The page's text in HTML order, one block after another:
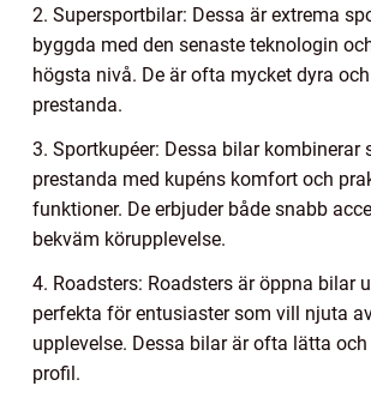
2. Supersportbilar: Dessa är extrema
byggda med den senaste teknologin
högsta nivå. De är ofta mycket dyra
prestanda.
3. Sportkupéer: Dessa bilar kombinerar
prestanda med kupéns komfort och
funktioner. De erbjuder både snabb
bekväm körupplevelse.
4. Roadsters: Roadsters är öppna bilar
perfekta för entusiaster som vill njuta
upplevelse. Dessa bilar är ofta lätta
profil.